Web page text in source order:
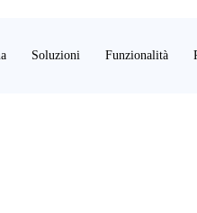
Soluzioni Funzionalità